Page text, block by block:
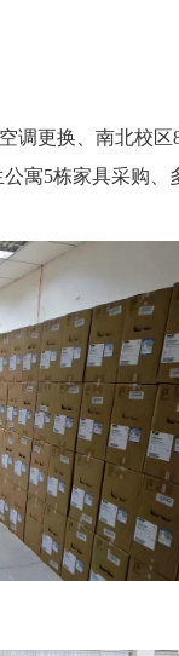
调更换、南北校区
寓5栋家具采购